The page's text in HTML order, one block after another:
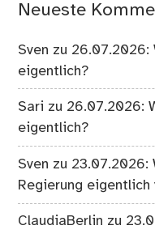
Neueste
Sven zu 26.07.2026:
eigentlich?
Sari zu 26.07.2026:
eigentlich?
Sven zu 23.07.2026:
Regierung eigentlich
ClaudiaBerlin zu